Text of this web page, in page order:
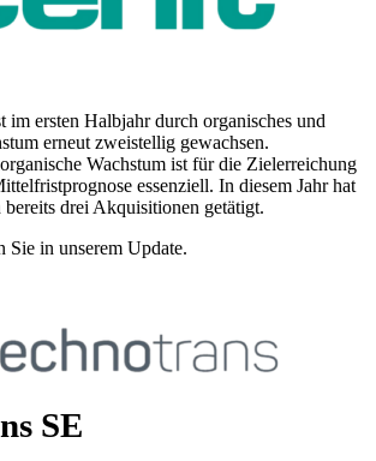
im ersten Halbjahr durch organisches und
erneut zweistellig gewachsen.
Wachstum ist für die Zielerreichung
essenziell. In diesem Jahr hat
drei Akquisitionen getätigt.
Sie in unserem Update.
SE